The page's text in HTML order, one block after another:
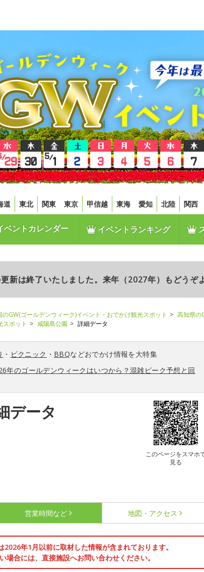
道 東北 関東 東京 甲信越 東海 愛知 北陸 関西
ベントカレンダー イベントランキング
新は終了いたしました。来年（2027年）もどうぞ
のGW(ゴールデンウィーク)イベント・おでかけ観光スポット
高知県の
スポット
咸陽島公園 詳細データ
・ ピクニック ・ BBQなどおでかけ情報を大特集
年のゴールデンウィークはいつから？混雑ピーク予想と回
データ
このページをスマホ
見る
営業時間など 地図・アクセス
年1月以前に取材した情報が含まれております。
場合には、直接施設へお問い合わせください。